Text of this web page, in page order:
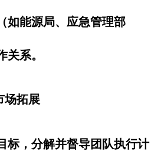
如能源局、应急管理部
系。
场拓展
标，分解并督导团队执行计